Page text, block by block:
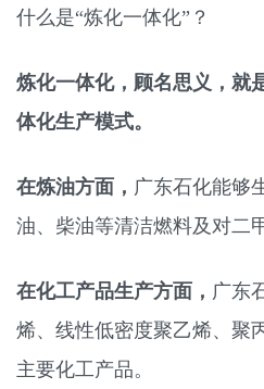
什么是“炼化一体化”？
炼化一体化，顾名思义，就
体化生产模式。
在炼油方面， 广东石化能够
油、柴油等清洁燃料及对二
在化工产品生产方面， 广东
烯、线性低密度聚乙烯、聚
主要化工产品。